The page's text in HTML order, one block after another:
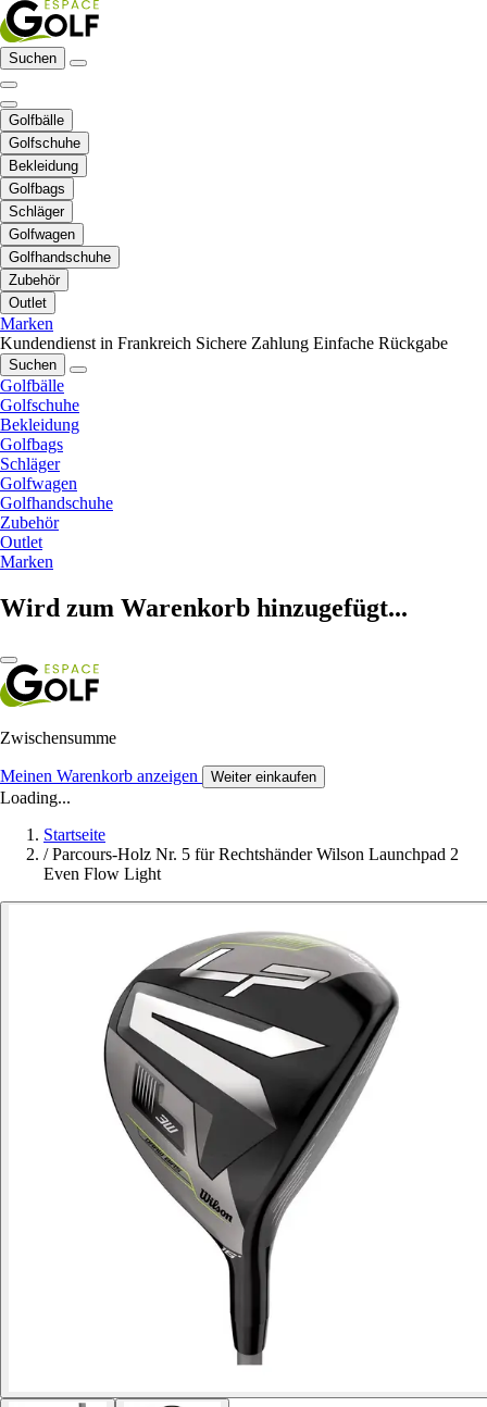
Suchen
Golfbälle
Golfschuhe
Bekleidung
Golfbags
Schläger
Golfwagen
Golfhandschuhe
Zubehör
Outlet
Marken
Kundendienst in Frankreich Sichere Zahlung Einfache Rückgabe
Suchen
Golfbälle
Golfschuhe
Bekleidung
Golfbags
Schläger
Golfwagen
Golfhandschuhe
Zubehör
Outlet
Marken
Wird zum Warenkorb hinzugefügt...
Zwischensumme
Meinen Warenkorb anzeigen Weiter einkaufen
Loading...
Startseite
/ Parcours-Holz Nr. 5 für Rechtshänder Wilson Launchpad 2
Even Flow Light